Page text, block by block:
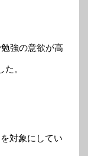
強の意欲が高
。
対象にしてい